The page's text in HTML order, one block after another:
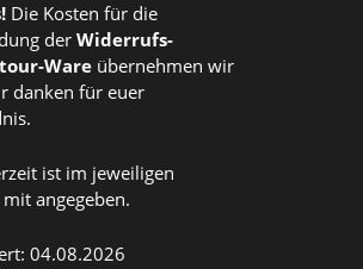
Die Kosten für die
der Widerrufs-
Ware übernehmen wir
danken für euer
ist im jeweiligen
angegeben.
04.08.2026